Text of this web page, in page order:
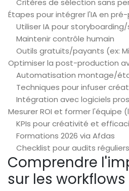
Critères de sélection sans
Étapes pour intégrer l'IA en
Utiliser IA pour
Maintenir contrôle humain
Outils gratuits/payants (ex:
Optimiser la post-production
Automatisation montage/
Techniques pour infuser
Intégration avec logiciels
Mesurer ROI et former l'équipe
KPIs pour créativité et
Formations 2026 via Afdas
Checklist pour audits réguliers
Comprendre
sur les workflows